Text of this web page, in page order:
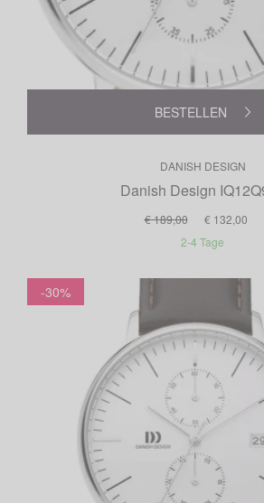
BESTELLEN
DANISH DESIGN
Danish Design
€ 189,00
€ 132,00
2-4 Tage
-30%